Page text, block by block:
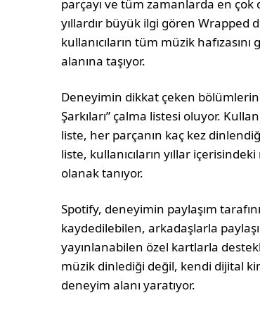
parçayı ve tüm zamanlarda en çok
yıllardır büyük ilgi gören Wrapped
kullanıcıların tüm müzik
alanına taşıyor.
Deneyimin dikkat çeken
Şarkıları” çalma listesi oluyor.
liste, her parçanın kaç kez
liste, kullanıcıların yıllar
olanak tanıyor.
Spotify, deneyimin paylaşım
kaydedilebilen, arkadaşlarla
yayınlanabilen özel kartlarla
müzik dinlediği değil, kendi dijital
deneyim alanı yaratıyor.